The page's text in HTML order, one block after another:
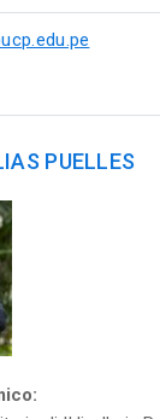
PUELLES